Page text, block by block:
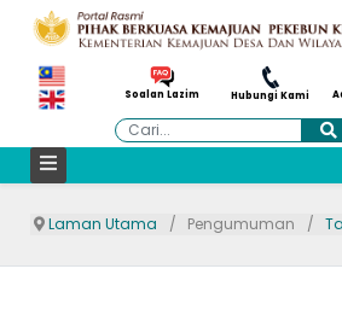
Soalan Lazim Hubungi Kami
Cari
Laman Utama Pengumuman